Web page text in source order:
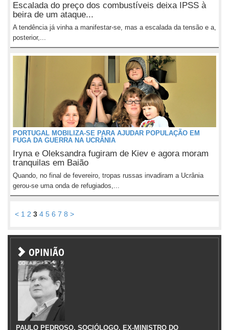
Escalada do preço dos combustíveis deixa IPSS à
beira de um ataque...
A tendência já vinha a manifestar-se, mas a escalada da tensão e a,
posterior,...
PORTUGAL MOBILIZA-SE PARA AJUDAR POPULAÇÃO EM
FUGA DA GUERRA NA UCRÂNIA
Iryna e Oleksandra fugiram de Kiev e agora moram
tranquilas em Baião
Quando, no final de fevereiro, tropas russas invadiram a Ucrânia
gerou-se uma onda de refugiados,...
< 1 2 3 4 5 6 7 8 >
OPINIÃO
PAULO PEDROSO, SOCIÓLOGO, EX-MINISTRO DO